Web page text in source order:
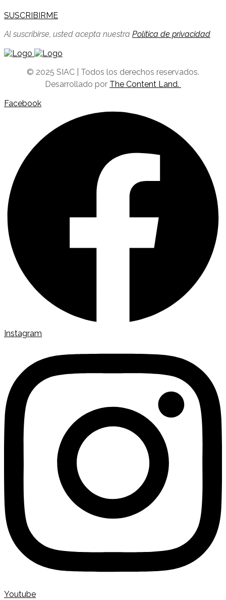
SUSCRIBIRME
Al suscribirse, usted acepta nuestra Política de privacidad
© 2025 SIAC | Todos los derechos reservados.
Desarrollado por The Content Land.
Facebook
Instagram
Youtube